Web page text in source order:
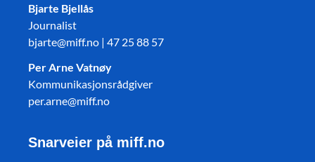
Bjarte Bjellås
Journalist
bjarte@miff.no | 47 25 88 57
Per Arne Vatnøy
Kommunikasjonsrådgiver
per.arne@miff.no
Snarveier på miff.no